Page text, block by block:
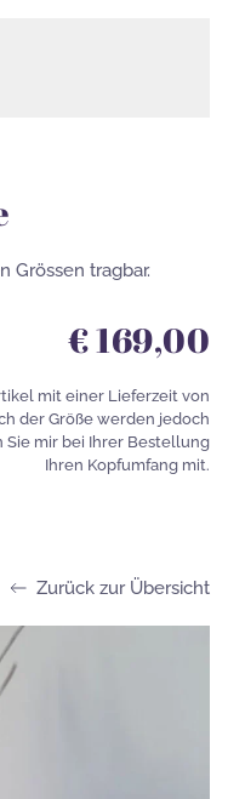
Grössen tragbar.
€ 169,00
mit einer Lieferzeit von
der Größe werden jedoch
mir bei Ihrer Bestellung
Ihren Kopfumfang mit.
Zurück zur Übersicht